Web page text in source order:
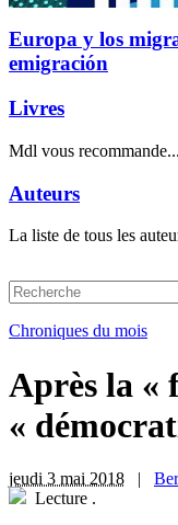
Europa y los
emigración
Livres
Mdl vous recommande...
Auteurs
La liste de tous les
Chroniques du mois
Après la «
«
jeudi 3 mai 2018 |
Lecture .